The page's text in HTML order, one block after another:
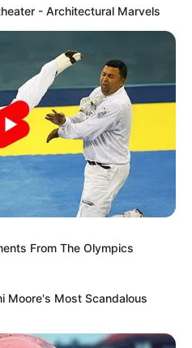
- Architectural Marvels
From The Olympics
Moore's Most Scandalous